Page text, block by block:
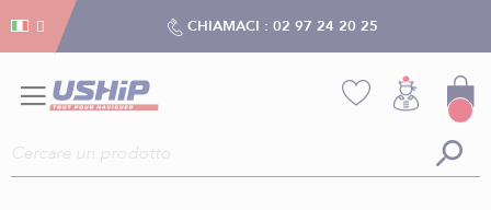
CHIAMACI : 02 97 24 20 25
Gestion dei cookies
Gestion dei cookies